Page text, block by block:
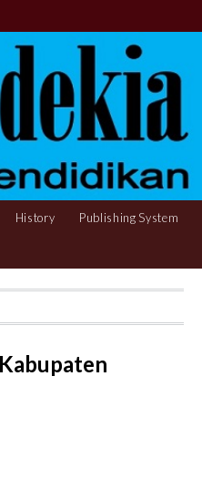
History Publishing System